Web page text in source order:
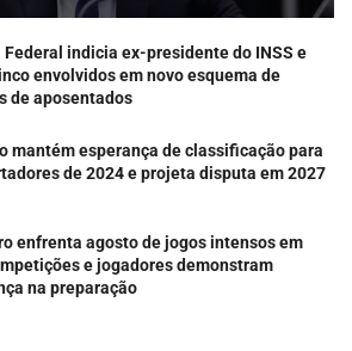
indicia ex-presidente do INSS e
envolvidos em novo esquema de
de aposentados
mantém esperança de classificação para
de 2024 e projeta disputa em 2027
enfrenta agosto de jogos intensos em
e jogadores demonstram
na preparação